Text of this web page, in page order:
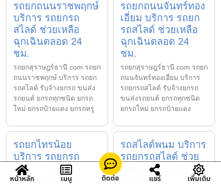
รถยกถนนราชพฤกษ์
บริการ รถยกรถ
สไลด์ ช่วยเหลือ
ฉุกเฉินตลอด 24
ชม.
รถยกสุราษฎร์ธานี.com รถยก
ถนนราชพฤกษ์ บริการ รถยก
รถสไลด์ รับจ้างยกรถ ขนส่ง
รถยนต์ ยกรถทุกชนิด ยกรถ
ใหม่ ยกรถป้ายแดง ยกรถหรู
รถยกถนนจันทร์ทอง
เอี่ยม บริการ รถยก
รถสไลด์ ช่วยเหลือ
ฉุกเฉินตลอด 24
ชม.
รถยกสุราษฎร์ธานี.com รถยก
ถนนจันทร์ทองเอี่ยม บริการ
รถยกรถสไลด์ รับจ้างยกรถ
ขนส่งรถยนต์ ยกรถทุกชนิด
ยกรถใหม่ ยกรถป้ายแดง
รถยกไทรน้อย
บริการ รถยกรถ
สไลด์ ช่วยเหลือ
ฉุกเฉินตลอด 24
รถสไลด์พนม บริการ
รถยกรถสไลด์ ช่วย
เหลือฉุกเฉินตลอด
24 ชม.
หน้าหลัก เมนู ติดต่อ แชร์ เพิ่มเติม